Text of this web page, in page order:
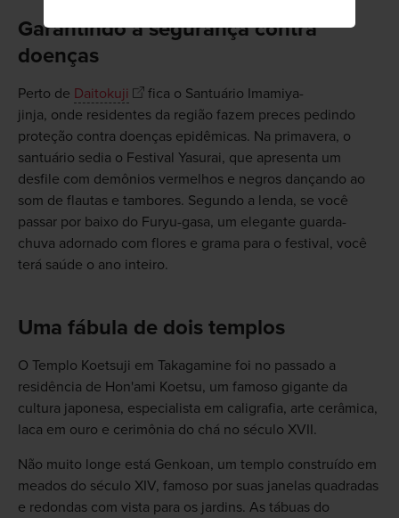
Garantindo a segurança contra
doenças
Perto de Daitokuji
fica o Santuário Imamiya-
jinja, onde residentes da região fazem preces pedindo
proteção contra doenças epidêmicas. Na primavera, o
santuário sedia o Festival Yasurai, que apresenta um
desfile com demônios vermelhos e negros dançando ao
som de flautas e tambores. Segundo a lenda, se você
passar por baixo do Furyu-gasa, um elegante guarda-
chuva adornado com flores e grama para o festival, você
terá saúde o ano inteiro.
Uma fábula de dois templos
O Templo Koetsuji em Takagamine foi no passado a
residência de Hon'ami Koetsu, um famoso gigante da
cultura japonesa, especialista em caligrafia, arte cerâmica,
laca em ouro e cerimônia do chá no século XVII.
Não muito longe está Genkoan, um templo construído em
meados do século XIV, famoso por suas janelas quadradas
e redondas com vista para os jardins. As tábuas do